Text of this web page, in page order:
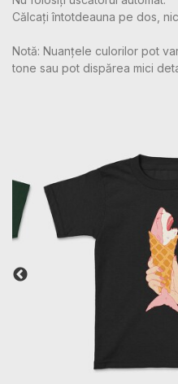
Călcați întotdeauna pe dos,
Notă: Nuanțele culorilor pot
tone sau pot dispărea mici